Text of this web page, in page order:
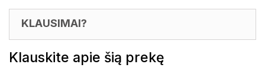
KLAUSIMAI?
Klauskite apie šią prekę